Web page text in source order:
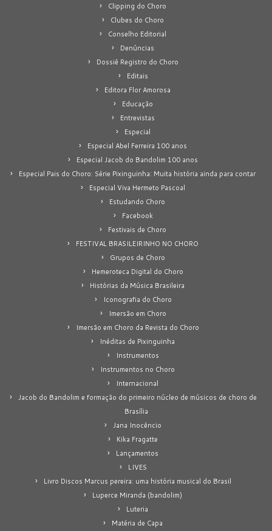
Clipping do Choro
Clubes do Choro
Conselho Editorial
Denúncias
Dossiê Registro do Choro
Editais
Editora Flor Amorosa
Educação
Entrevistas
Especial
Especial Abel Ferreira 100 anos
Especial Jacob do Bandolim 100 anos
Especial Pais do Choro: Série Pixinguinha: Muita história ainda para contar
Especial Viva Hermeto Pascoal
Estudando Choro
Facebook
Festivais de Choro
FESTIVAL BRASILEIRINHO NO CHORO
Grupos de Choro
Hemeroteca Digital do Choro
Histórias da Música Brasileira
Iconografia do Choro
Imersão em Choro
Imersão em Choro da Revista do Choro
Inéditas de Pixinguinha
Instrumentos
Instrumentos no Choro
Internacional
Jacob do Bandolim e formação do primeiro núcleo de músicos de choro de
Brasília
Jana Inocêncio
Kika Fragatte
Lançamentos
LIVES
Livro Discos Marcus pereira: uma história musical do Brasil
Luperce Miranda (bandolim)
Luteria
Matéria de Capa